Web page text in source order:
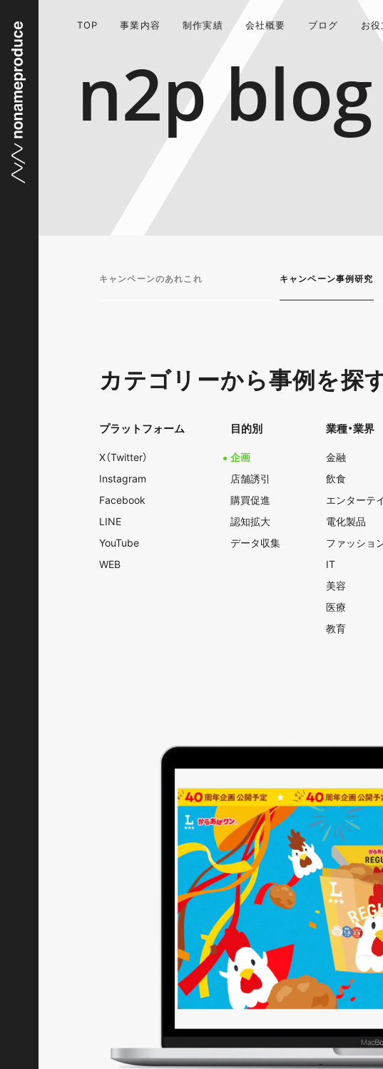
TOP 事業内容 制作実績 会社概要 ブログ お
n2p blog
キャンペーンのあれこれ キャンペーン事例研究
カテゴリーから事例を探
プラットフォーム
X（Twitter）
Instagram
Facebook
LINE
YouTube
WEB
目的別
企画
店舗誘引
購買促進
認知拡大
データ収集
業種・業界
金融
飲食
エンターテ
電化製品
ファッショ
IT
美容
医療
教育